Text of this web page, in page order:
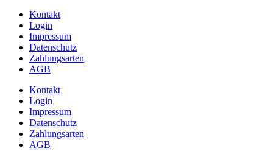
Kontakt
Login
Impressum
Datenschutz
Zahlungsarten
AGB
Kontakt
Login
Impressum
Datenschutz
Zahlungsarten
AGB